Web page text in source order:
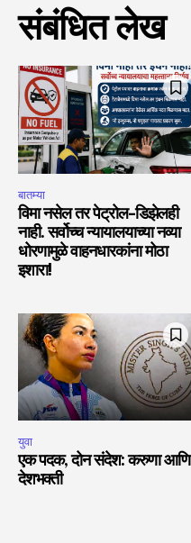
संबंधित लेख
बातम्या
विमा नसेल तर पेट्रोल-डिझेलही
नाही. सर्वोच्च न्यायालयाच्या नव्या
धोरणामुळे वाहनधारकांना मोठा
इशारा!
युवा
एक पदक, दोन संदेश: करुणा आणि
देशभक्ती